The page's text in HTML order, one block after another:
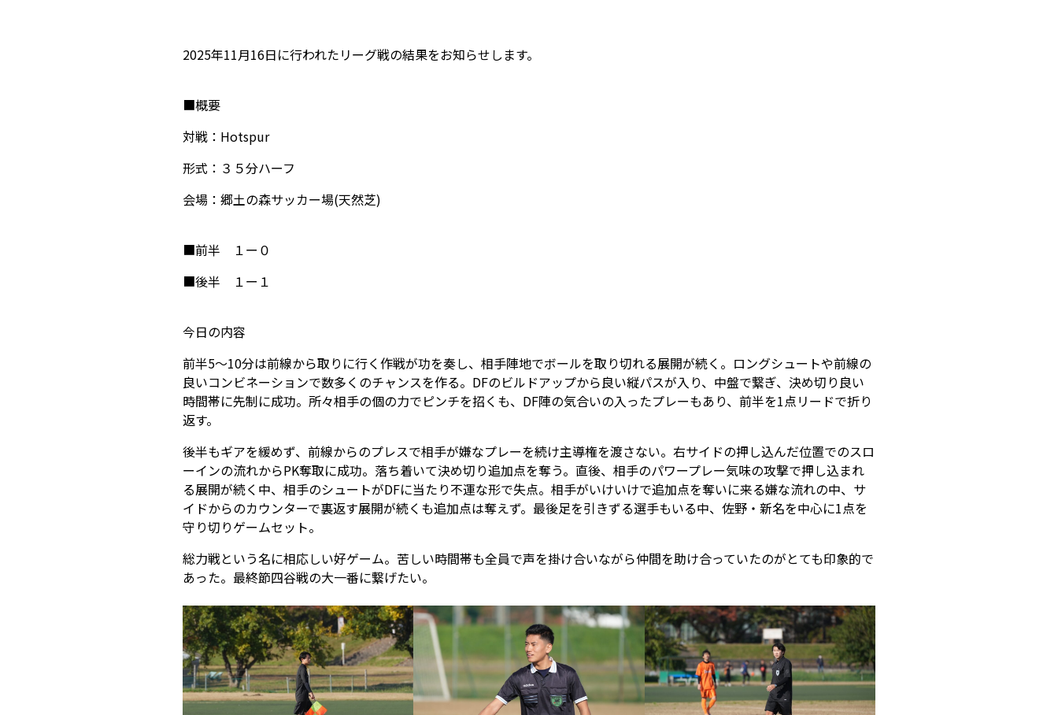
2025年11月16日に行われたリーグ戦の結果をお知らせします。
■概要
対戦：Hotspur
形式：３５分ハーフ
会場：郷土の森サッカー場(天然芝)
■前半 １ー０
■後半 １ー１
今日の内容
前半5〜10分は前線から取りに行く作戦が功を奏し、相手陣地でボールを取り切れる展開が続く。ロングシュートや前線の
良いコンビネーションで数多くのチャンスを作る。DFのビルドアップから良い縦パスが入り、中盤で繋ぎ、決め切り良い
時間帯に先制に成功。所々相手の個の力でピンチを招くも、DF陣の気合いの入ったプレーもあり、前半を1点リードで折り
返す。
後半もギアを緩めず、前線からのプレスで相手が嫌なプレーを続け主導権を渡さない。右サイドの押し込んだ位置でのスロ
ーインの流れからPK奪取に成功。落ち着いて決め切り追加点を奪う。直後、相手のパワープレー気味の攻撃で押し込まれ
る展開が続く中、相手のシュートがDFに当たり不運な形で失点。相手がいけいけで追加点を奪いに来る嫌な流れの中、サ
イドからのカウンターで裏返す展開が続くも追加点は奪えず。最後足を引きずる選手もいる中、佐野・新名を中心に1点を
守り切りゲームセット。
総力戦という名に相応しい好ゲーム。苦しい時間帯も全員で声を掛け合いながら仲間を助け合っていたのがとても印象的で
あった。最終節四谷戦の大一番に繋げたい。